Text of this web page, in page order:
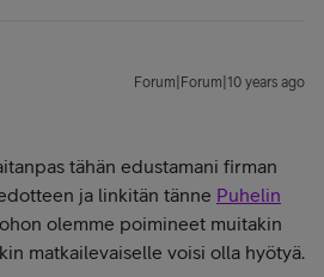
Forum|Forum|10 years ago
tähän edustamani firman
ja linkitän tänne Puhelin
olemme poimineet muitakin
matkailevaiselle voisi olla hyötyä.